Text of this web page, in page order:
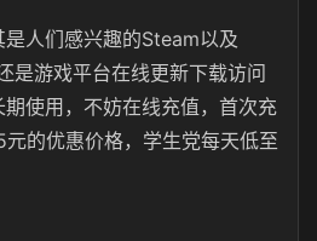
人们感兴趣的Steam以及
是游戏平台在线更新下载访问
使用，不妨在线充值，首次充
的优惠价格，学生党每天低至